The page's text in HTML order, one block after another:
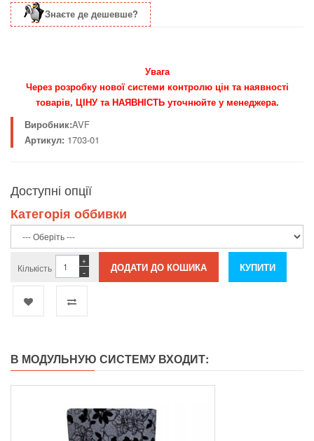
Знаєте де дешевше?
Увага
Через розробку нової системи контролю цін та наявності
товарів, ЦІНУ та НАЯВНІСТЬ уточнюйте у менеджера.
Виробник:AVF
Артикул: 1703-01
Доступні опції
Категорія оббивки
Кількість -
+
В МОДУЛЬНУЮ СИСТЕМУ ВХОДИТ: